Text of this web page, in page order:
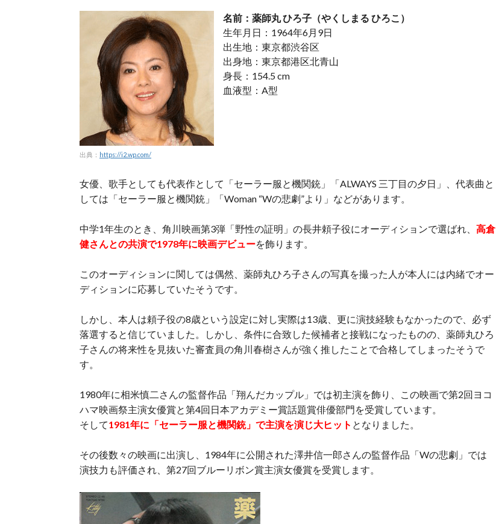
出典： https://i2.wp.com/
名前：薬師丸 ひろ子（やくしまる ひろこ）
生年月日：1964年6月9日
出生地：東京都渋谷区
出身地：東京都港区北青山
身長：154.5 cm
血液型：A型
女優、歌手としても代表作として「セーラー服と機関銃」「ALWAYS 三丁目の夕日」、代表曲と
しては「セーラー服と機関銃」「Woman “Wの悲劇”より」などがあります。
中学1年生のとき、角川映画第3弾「野性の証明」の長井頼子役にオーディションで選ばれ、 高倉
健さんとの共演で1978年に映画デビューを飾ります。
このオーディションに関しては偶然、薬師丸ひろ子さんの写真を撮った人が本人には内緒でオー
ディションに応募していたそうです。
しかし、本人は頼子役の8歳という設定に対し実際は13歳、更に演技経験もなかったので、必ず
落選すると信じていました。しかし、条件に合致した候補者と接戦になったものの、薬師丸ひろ
子さんの将来性を見抜いた審査員の角川春樹さんが強く推したことで合格してしまったそうで
す。
1980年に相米慎二さんの監督作品「翔んだカップル」では初主演を飾り、この映画で第2回ヨコ
ハマ映画祭主演女優賞と第4回日本アカデミー賞話題賞俳優部門を受賞しています。
そして1981年に「セーラー服と機関銃」で主演を演じ大ヒット となりました。
その後数々の映画に出演し、1984年に公開された澤井信一郎さんの監督作品「Wの悲劇」では
演技力も評価され、第27回ブルーリボン賞主演女優賞を受賞します。